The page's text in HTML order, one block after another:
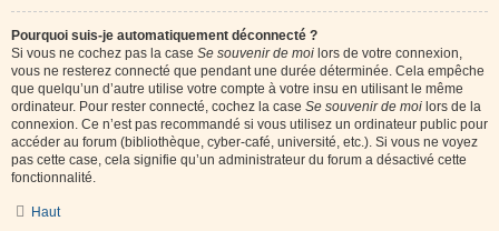
Pourquoi suis-je automatiquement déconnecté ?
Si vous ne cochez pas la case Se souvenir de moi lors de votre connexion,
vous ne resterez connecté que pendant une durée déterminée. Cela empêche
que quelqu’un d’autre utilise votre compte à votre insu en utilisant le même
ordinateur. Pour rester connecté, cochez la case Se souvenir de moi lors de la
connexion. Ce n’est pas recommandé si vous utilisez un ordinateur public pour
accéder au forum (bibliothèque, cyber-café, université, etc.). Si vous ne voyez
pas cette case, cela signifie qu’un administrateur du forum a désactivé cette
fonctionnalité.
Haut